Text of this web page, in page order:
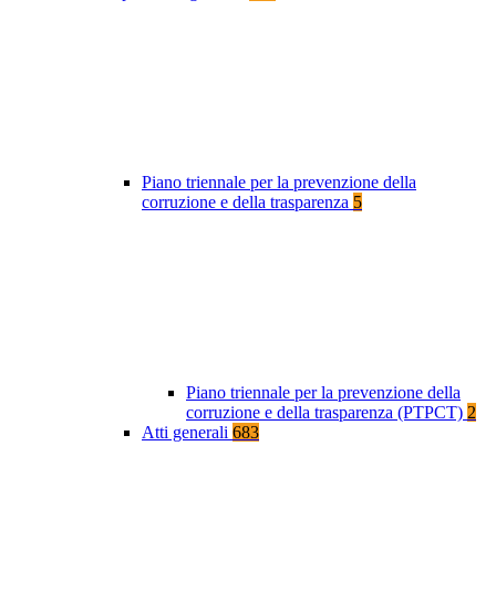
Piano triennale per la prevenzione della
corruzione e della trasparenza 5
Piano triennale per la prevenzione della
corruzione e della trasparenza (PTPCT) 2
Atti generali 683